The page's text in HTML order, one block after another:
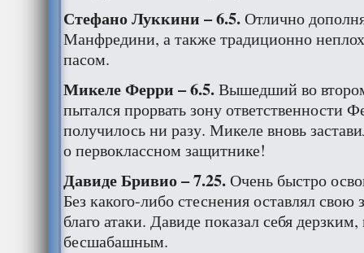
Стефано Луккини – 6.5.Отлично
Манфредини, а также традиционно
пасом.
Микеле Ферри – 6.5.Вышедший во
пытался прорвать зону ответственности
получилось ни разу. Микеле вновь
о первоклассном защитнике!
Давиде Бривио – 7.25.Очень быстро
Без какого-либо стеснения оставлял свою
благо атаки. Давиде показал себя
бесшабашным.